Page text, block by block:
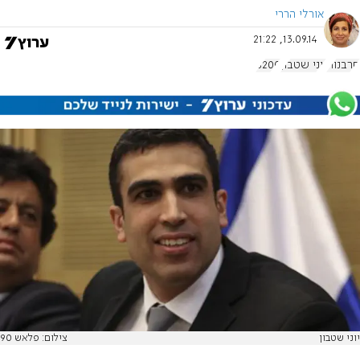
אורלי הררי
13.09.14, 21:22
סרבנות יוני שטבון 8200
יוני שטבון צילום: פלאש 90